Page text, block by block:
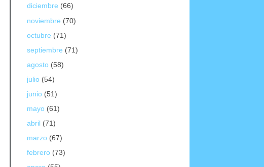
diciembre (66)
noviembre (70)
octubre (71)
septiembre (71)
agosto (58)
julio (54)
junio (51)
mayo (61)
abril (71)
marzo (67)
febrero (73)